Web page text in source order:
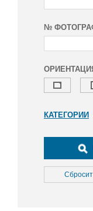
№
КАТЕГОРИИ
Досуг,
Культура
Медицина